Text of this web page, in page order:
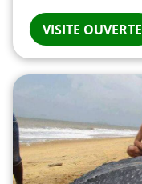
VISITE OUVERTE